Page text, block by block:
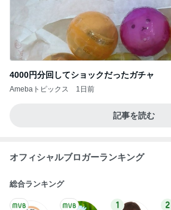
4000円分回してショックだったガチャ
Amebaトピックス 1日前
記事を読む
オフィシャルブロガーランキング
総合ランキング
1 2